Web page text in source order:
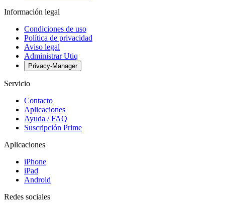
Información legal
Condiciones de uso
Política de privacidad
Aviso legal
Administrar Utiq
Privacy-Manager
Servicio
Contacto
Aplicaciones
Ayuda / FAQ
Suscripción Prime
Aplicaciones
iPhone
iPad
Android
Redes sociales